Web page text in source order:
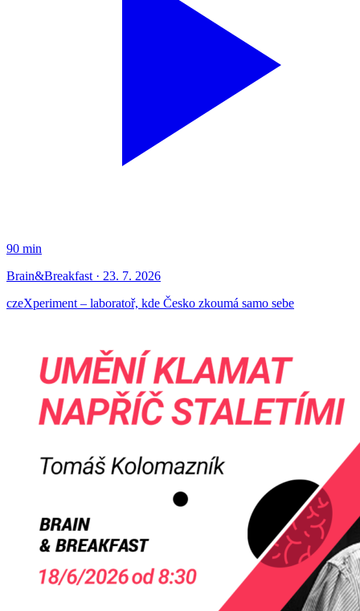
90 min
Brain&Breakfast · 23. 7. 2026
czeXperiment – laboratoř, kde Česko zkoumá samo sebe